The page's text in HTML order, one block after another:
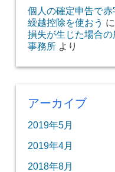
個人の確定申告で
繰越控除を使おう に
損失が生じた場合
事務所より
アーカイブ
2019年5月
2019年4月
2018年8月